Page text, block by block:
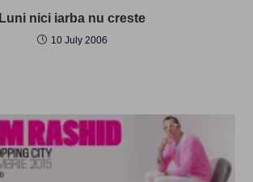
Luni nici iarba nu creste
10 July 2006